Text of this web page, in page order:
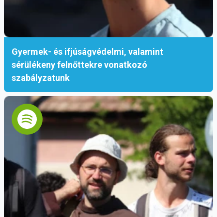
feltöltődés volt, hanem lehetőséget adott a
személyes beszélgetésekre, kapcsolódásra is.
A Szerzetesi Iroda vendéglátása alatt élénk
az elmúlt időszak eseményeiről, kihívásairól és
tapasztalatairól osztották meg gondolataikat.
Ezek a találkozások különösen értékesek azok
számára, akik földrajzilag távol, de hasonló
hivatásban dolgoznak – a visszajelzések, a
megértés és a közös tapasztalatok erősítik az
összetartozás érzését.
A délutáni programban Tegzes Katalin
segítőnővér osztotta meg tapasztalatait. A
Tisztítótűzben Szenvedő Lelkeket Segítő
Nővérek kongregációjának tagja, a Magyar
Érdemrend lovagkeresztjével kitüntetett
Gyermek- és ifjúságvédelmi, valamint
sérülékeny felnőttekre vonatkozó
szabályzatunk